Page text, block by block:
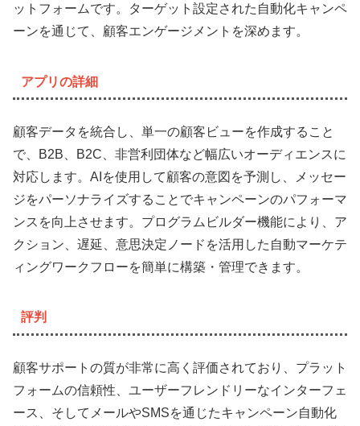
ットフォームです。ターゲット設定された自動化キャンペ
ーンを通じて、顧客エンゲージメントを深めます。
アプリの詳細
顧客データを統合し、単一の顧客ビューを作成すること
で、B2B、B2C、非営利団体など幅広いオーディエンスに
対応します。AIを使用して顧客の意図を予測し、メッセー
ジをパーソナライズすることでキャンペーンのパフォーマ
ンスを向上させます。プログラムビルダー機能により、ア
クション、遅延、意思決定ノードを活用した自動マーケテ
ィングワークフローを簡単に構築・管理できます。
評判
顧客サポートの質が非常に高く評価されており、プラット
フォームの信頼性、ユーザーフレンドリーなインターフェ
ース、そしてメールやSMSを通じたキャンペーン自動化